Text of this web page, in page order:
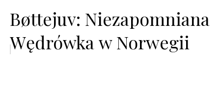
Bøttejuv: Niezapomniana
Wędrówka w Norwegii